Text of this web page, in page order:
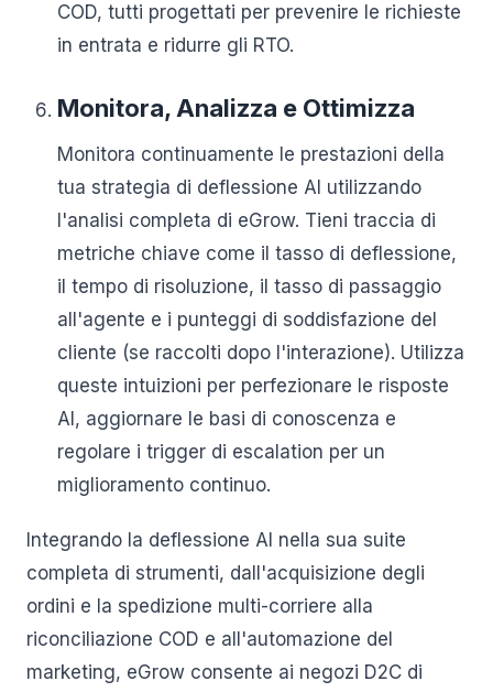
COD, tutti progettati per prevenire le richieste
in entrata e ridurre gli RTO.
Monitora, Analizza e Ottimizza
Monitora continuamente le prestazioni della
tua strategia di deflessione AI utilizzando
l'analisi completa di eGrow. Tieni traccia di
metriche chiave come il tasso di deflessione,
il tempo di risoluzione, il tasso di passaggio
all'agente e i punteggi di soddisfazione del
cliente (se raccolti dopo l'interazione). Utilizza
queste intuizioni per perfezionare le risposte
AI, aggiornare le basi di conoscenza e
regolare i trigger di escalation per un
miglioramento continuo.
Integrando la deflessione AI nella sua suite
completa di strumenti, dall'acquisizione degli
ordini e la spedizione multi-corriere alla
riconciliazione COD e all'automazione del
marketing, eGrow consente ai negozi D2C di